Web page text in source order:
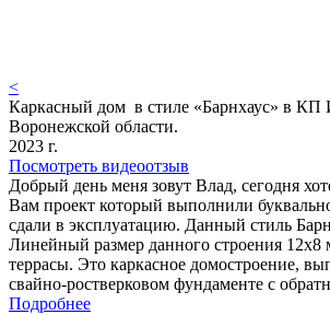
<
Каркасный дом в стиле «Барнхаус» в КП
Воронежской области.
2023 г.
Посмотреть видеоотзыв
Добрый день меня зовут Влад, сегодня
Вам проект который выполнили
сдали в эксплуатацию. Данный стиль
Линейный размер данного строения 12х8
террасы. Это каркасное домостроение,
свайно-ростверковом фундаменте с
Подробнее